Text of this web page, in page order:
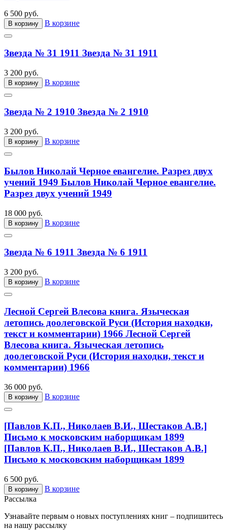
6 500 руб.
В корзину В корзине
Звезда № 31 1911 Звезда № 31 1911
3 200 руб.
В корзину В корзине
Звезда № 2 1910 Звезда № 2 1910
3 200 руб.
В корзину В корзине
Былов Николай Черное евангелие. Разрез двух
учений 1949 Былов Николай Черное евангелие.
Разрез двух учений 1949
18 000 руб.
В корзину В корзине
Звезда № 6 1911 Звезда № 6 1911
3 200 руб.
В корзину В корзине
Лесной Сергей Влесова книга. Языческая
летопись доолеговской Руси (История находки,
текст и комментарии) 1966 Лесной Сергей
Влесова книга. Языческая летопись
доолеговской Руси (История находки, текст и
комментарии) 1966
36 000 руб.
В корзину В корзине
[Павлов К.П., Николаев В.И., Шестаков А.В.]
Письмо к московским наборщикам 1899
[Павлов К.П., Николаев В.И., Шестаков А.В.]
Письмо к московским наборщикам 1899
6 500 руб.
В корзину
В корзине
Рассылка
Узнавайте первым о новых поступлениях книг – подпишитесь
на нашу рассылку